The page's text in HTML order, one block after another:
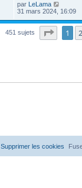
par LeLama
31 mars 2024, 16:09
451 sujets Page1 2
Supprimer les cookies